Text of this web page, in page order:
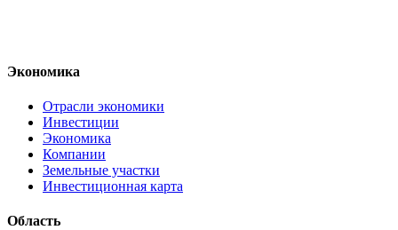
Экономика
Отрасли экономики
Инвестиции
Экономика
Компании
Земельные участки
Инвестиционная карта
Область